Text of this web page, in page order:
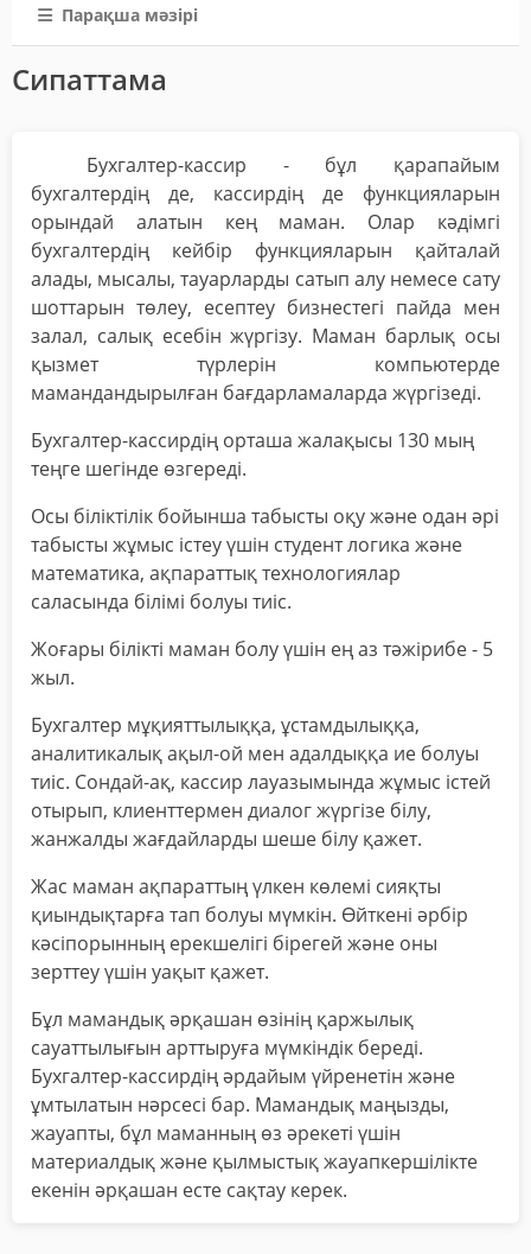
Парақша мәзірі
Сипаттама
Бухгалтер-кассир - бұл қарапайым
бухгалтердің де, кассирдің де функцияларын
орындай алатын кең маман. Олар кәдімгі
бухгалтердің кейбір функцияларын қайталай
алады, мысалы, тауарларды сатып алу немесе сату
шоттарын төлеу, есептеу бизнестегі пайда мен
залал, салық есебін жүргізу. Маман барлық осы
қызмет түрлерін компьютерде
мамандандырылған бағдарламаларда жүргізеді.
Бухгалтер-кассирдің орташа жалақысы 130 мың
теңге шегінде өзгереді.
Осы біліктілік бойынша табысты оқу және одан әрі
табысты жұмыс істеу үшін студент логика және
математика, ақпараттық технологиялар
саласында білімі болуы тиіс.
Жоғары білікті маман болу үшін ең аз тәжірибе - 5
жыл.
Бухгалтер мұқияттылыққа, ұстамдылыққа,
аналитикалық ақыл-ой мен адалдыққа ие болуы
тиіс. Сондай-ақ, кассир лауазымында жұмыс істей
отырып, клиенттермен диалог жүргізе білу,
жанжалды жағдайларды шеше білу қажет.
Жас маман ақпараттың үлкен көлемі сияқты
қиындықтарға тап болуы мүмкін. Өйткені әрбір
кәсіпорынның ерекшелігі бірегей және оны
зерттеу үшін уақыт қажет.
Бұл мамандық әрқашан өзінің қаржылық
сауаттылығын арттыруға мүмкіндік береді.
Бухгалтер-кассирдің әрдайым үйренетін және
ұмтылатын нәрсесі бар. Мамандық маңызды,
жауапты, бұл маманның өз әрекеті үшін
материалдық және қылмыстық жауапкершілікте
екенін әрқашан есте сақтау керек.